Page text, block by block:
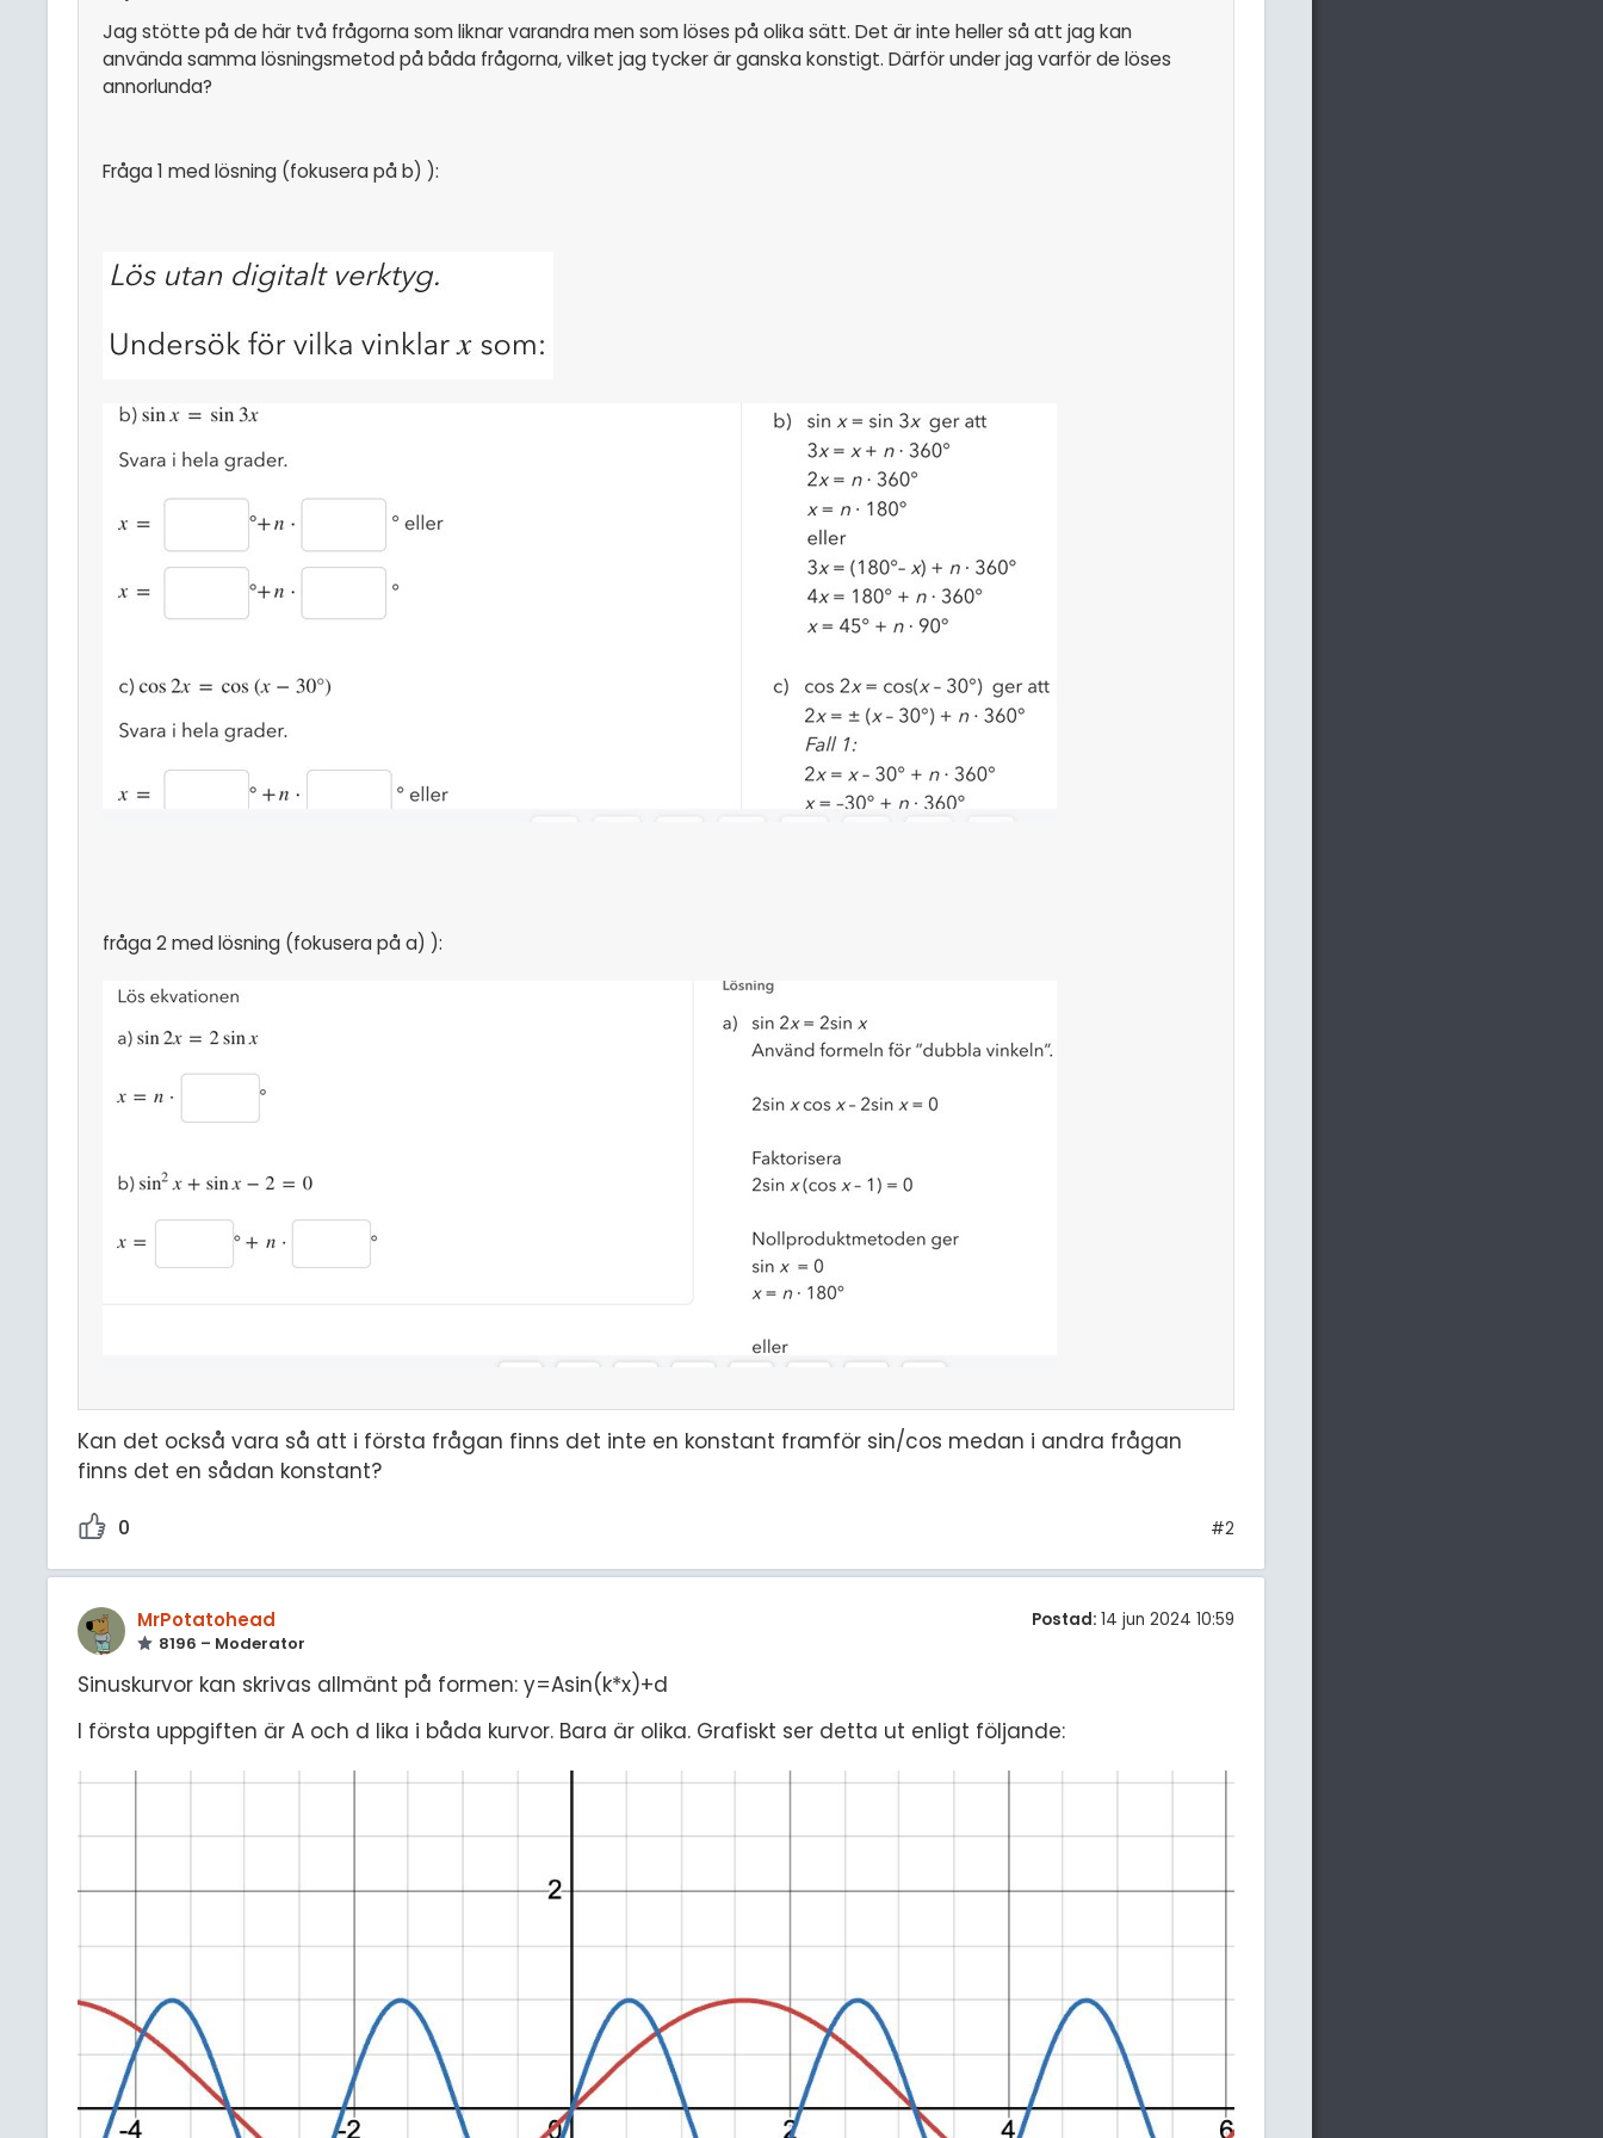
Jag stötte på de här två frågorna som liknar varandra men som löses på olika sätt. Det är inte heller så att jag kan
använda samma lösningsmetod på båda frågorna, vilket jag tycker är ganska konstigt. Därför under jag varför de löses
annorlunda?
Fråga 1 med lösning (fokusera på b) ):
fråga 2 med lösning (fokusera på a) ):
Kan det också vara så att i första frågan finns det inte en konstant framför sin/cos medan i andra frågan
finns det en sådan konstant?
0 #2
MrPotatohead
8196 – Moderator
Postad: 14 jun 2024 10:59
Sinuskurvor kan skrivas allmänt på formen: y=Asin(k*x)+d
I första uppgiften är A och d lika i båda kurvor. Bara är olika. Grafiskt ser detta ut enligt följande: